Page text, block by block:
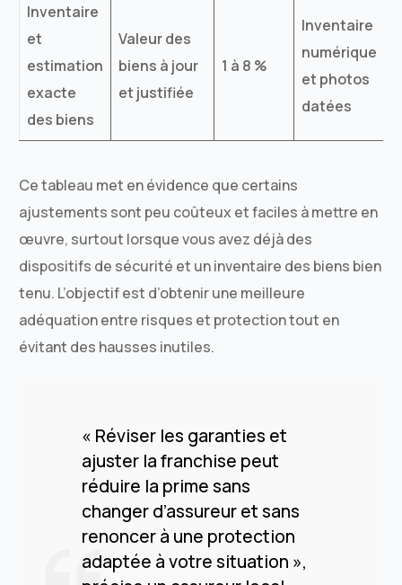
Inventaire
et
estimation
exacte
des biens
Valeur des
biens à jour
et justifiée
1 à 8 %
Inventaire
numérique
et photos
datées
Ce tableau met en évidence que certains
ajustements sont peu coûteux et faciles à mettre en
œuvre, surtout lorsque vous avez déjà des
dispositifs de sécurité et un inventaire des biens bien
tenu. L’objectif est d’obtenir une meilleure
adéquation entre risques et protection tout en
évitant des hausses inutiles.
« Réviser les garanties et
ajuster la franchise peut
réduire la prime sans
changer d’assureur et sans
renoncer à une protection
adaptée à votre situation »,